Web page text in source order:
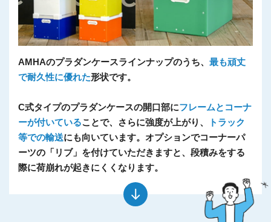
AMHAのプラダンケースラインナップのうち、 最も頑丈
で耐久性に優れた形状です。
C式タイプのプラダンケースの開口部にフレームとコーナ
ーが付いていることで、さらに強度が上がり、
トラック
等での輸送にも向いています。オプションでコーナーパ
ーツの「リブ」を付けていただきますと、段積みをする
際に荷崩れが起きにくくなります。